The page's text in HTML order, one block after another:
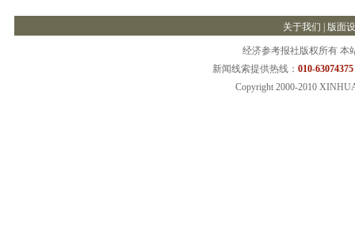
关于我们 版面
经济参考报社版权所有 本
新闻线索提供热线： 010-
Copyright 2000-2010